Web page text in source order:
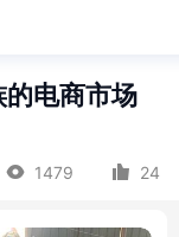
电商市场
1479 24